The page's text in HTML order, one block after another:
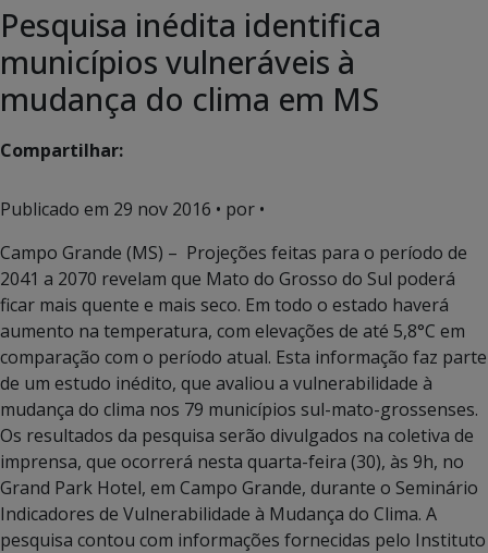
Pesquisa inédita identifica
municípios vulneráveis à
mudança do clima em MS
Compartilhar:
Publicado em 29 nov 2016 • por •
Campo Grande (MS) – Projeções feitas para o período de
2041 a 2070 revelam que Mato do Grosso do Sul poderá
ficar mais quente e mais seco. Em todo o estado haverá
aumento na temperatura, com elevações de até 5,8°C em
comparação com o período atual. Esta informação faz parte
de um estudo inédito, que avaliou a vulnerabilidade à
mudança do clima nos 79 municípios sul-mato-grossenses.
Os resultados da pesquisa serão divulgados na coletiva de
imprensa, que ocorrerá nesta quarta-feira (30), às 9h, no
Grand Park Hotel, em Campo Grande, durante o Seminário
Indicadores de Vulnerabilidade à Mudança do Clima. A
pesquisa contou com informações fornecidas pelo Instituto